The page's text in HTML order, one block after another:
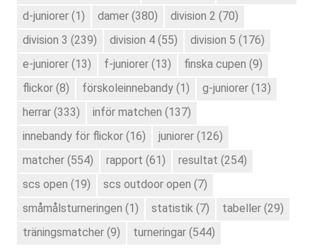
d-juniorer (1) damer (380) division 2 (70)
division 3 (239) division 4 (55) division 5 (176)
e-juniorer (13) f-juniorer (13) finska cupen (9)
flickor (8) förskoleinnebandy (1) g-juniorer (13)
herrar (333) inför matchen (137)
innebandy för flickor (16) juniorer (126)
matcher (554) rapport (61) resultat (254)
scs open (19) scs outdoor open (7)
småmålsturneringen (1) statistik (7) tabeller (29)
träningsmatcher (9) turneringar (544)